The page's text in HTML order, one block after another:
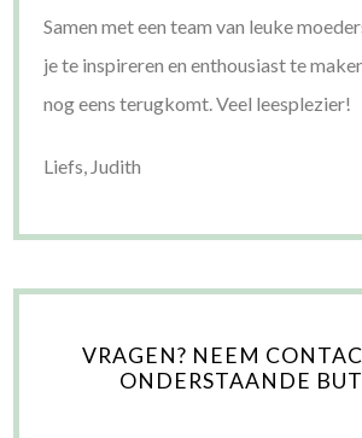
Samen met een team van leuke
je te inspireren en enthousiast te
nog eens terugkomt. Veel leesplezier!
Liefs, Judith
VRAGEN? NEEM
ONDERSTAANDE